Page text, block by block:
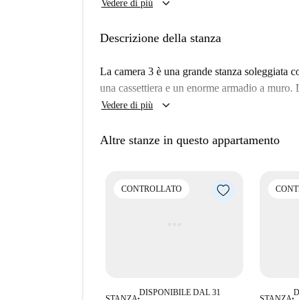
naturale e una cucina attrezzata. Un balcone
Spotahome.
Situato nel quartiere di Pedralbes, è un
chiave come la stazione della metropolitana
(UB), la Escola Dalts Estudis Mercantils e
Vedere di più
Descrizione della stanza
La camera 3 è una grande stanza soleggiata
una cassettiera e un enorme armadio a
Vedere di più keyboard_arrow_down
Altre stanze in questo appartamento
CONTROLLATO
■
DISPONIBILE DAL 31
■